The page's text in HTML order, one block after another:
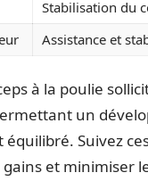
Stabilisation du
Assistance et
à la poulie
un
Suivez
et minimiser